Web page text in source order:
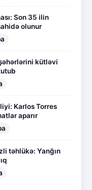
Son 35 ilin
olunur
kütləvi
Karlos Torres
aparır
təhlükə: Yanğın